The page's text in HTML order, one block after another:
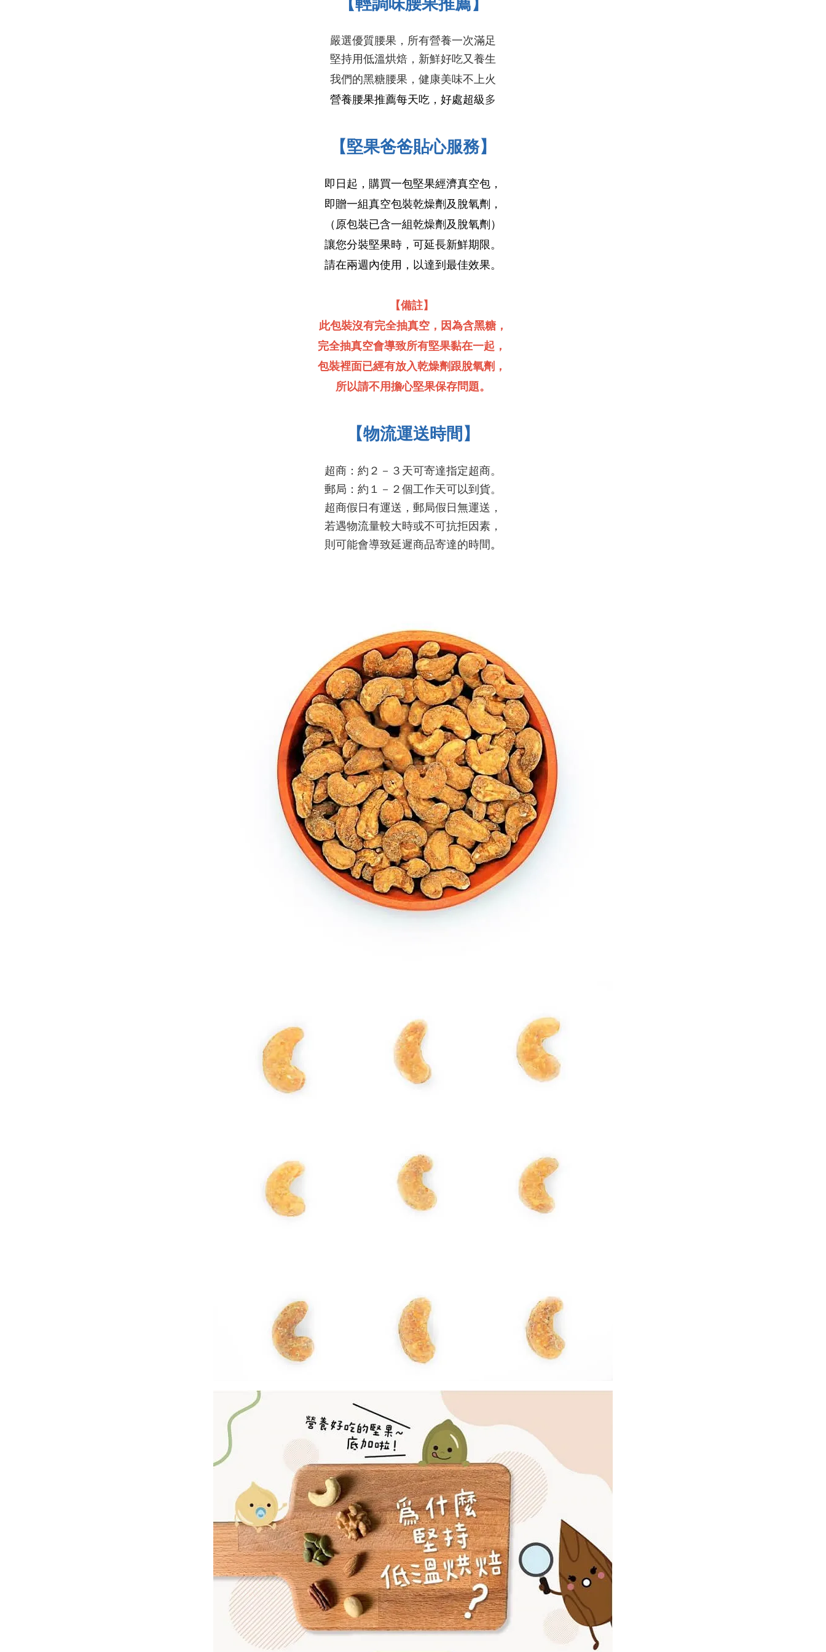
【輕調味腰果推薦】
嚴選優質腰果，所有營養一次滿足
堅持用低溫烘焙，新鮮好吃又養生
我們的黑糖腰果，健康美味不上火
營養腰果推薦每天吃，好處超級多
【堅果爸爸貼心服務】
即日起，購買一包堅果經濟真空包，
即贈一組真空包裝乾燥劑及脫氧劑，
（原包裝已含一組乾燥劑及脫氧劑）
讓您分裝堅果時，可延長新鮮期限。
請在兩週內使用，以達到最佳效果。
【備註】
此包裝沒有完全抽真空，因為含黑糖，
完全抽真空會導致所有堅果黏在一起，
包裝裡面已經有放入乾燥劑跟脫氧劑，
所以請不用擔心堅果保存問題。
【物流運送時間】
超商：約２－３天可寄達指定超商。
郵局：約１－２個工作天可以到貨。
超商假日有運送，郵局假日無運送，
若遇物流量較大時或不可抗拒因素，
則可能會導致延遲商品寄達的時間。